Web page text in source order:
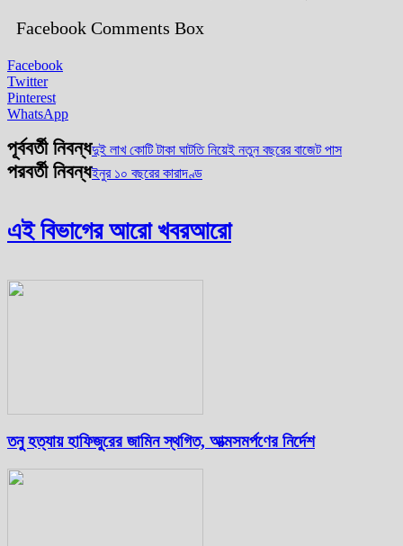
Facebook Comments Box
Facebook
Twitter
Pinterest
WhatsApp
পূর্ববর্তী নিবন্ধদুই লাখ কোটি টাকা ঘাটতি নিয়েই নতুন বছরের বাজেট পাস
পরবর্তী নিবন্ধইনুর ১০ বছরের কারাদণ্ড
এই বিভাগের আরো খবরআরো
তনু হত্যায় হাফিজুরের জামিন স্থগিত, আত্মসমর্পণের নির্দেশ